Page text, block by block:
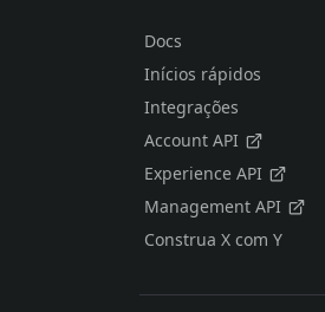
Docs
Inícios rápidos
Integrações
Account API
Experience API
Management API
Construa X com Y